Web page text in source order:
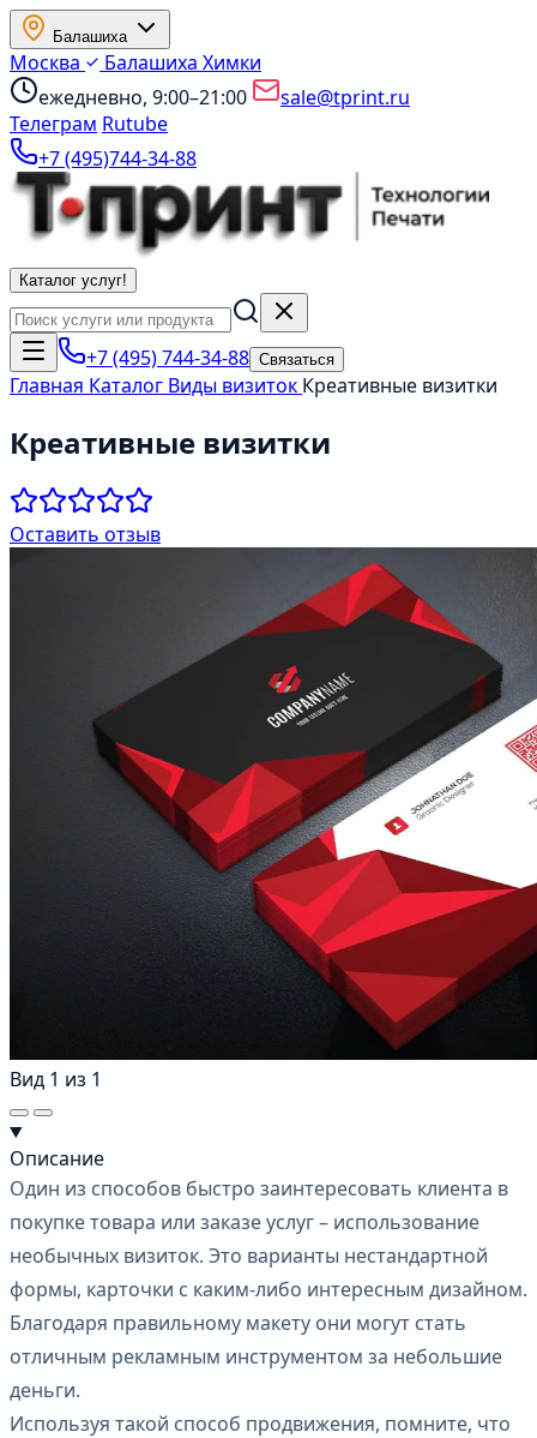
Балашиха
Москва Балашиха Химки
ежедневно, 9:00–21:00
sale@tprint.ru
Телеграм Rutube
+7 (495)744-34-88
Каталог услуг!
+7 (495) 744-34-88 Связаться
Главная Каталог Виды визиток Креативные визитки
Креативные визитки
Оставить отзыв
Вид 1 из 1
Описание
Один из способов быстро заинтересовать клиента в
покупке товара или заказе услуг – использование
необычных визиток. Это варианты нестандартной
формы, карточки с каким-либо интересным дизайном.
Благодаря правильному макету они могут стать
отличным рекламным инструментом за небольшие
деньги.
Используя такой способ продвижения, помните, что